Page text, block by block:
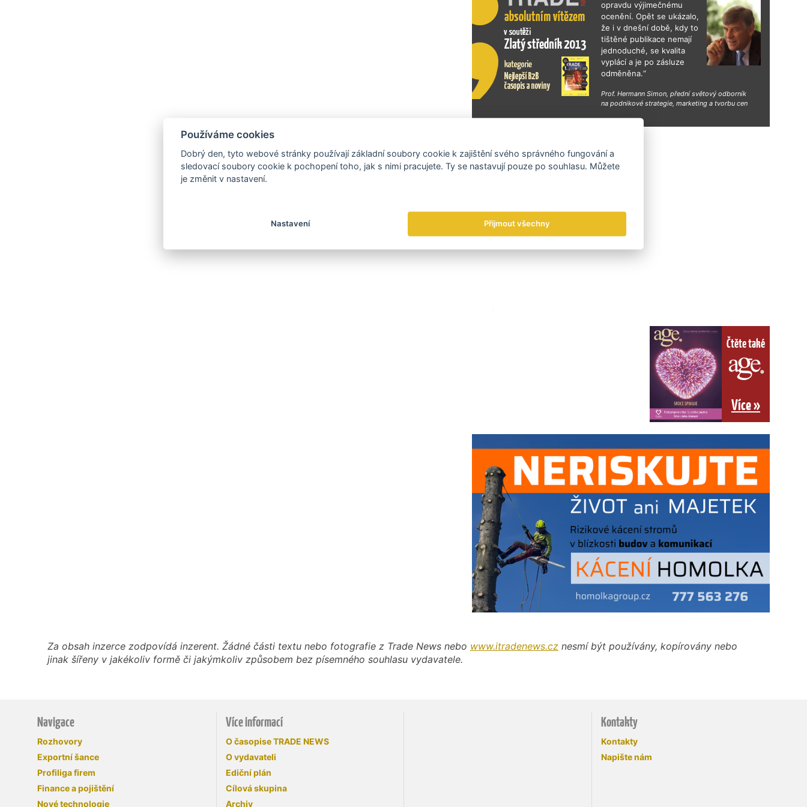
Exportní trhy
opravdu výjimečnému
ocenění. Opět se ukázalo,
že i v dnešní době, kdy to
tištěné publikace nemají
jednoduché, se kvalita
vyplácí a je po zásluze
odměněna.“
Prof. Hermann Simon, přední světový odborník
na podnikové strategie, marketing a tvorbu cen
Čtěte také
Více »
Za obsah inzerce zodpovídá inzerent. Žádné části textu nebo fotografie z Trade News nebo www.itradenews.cz nesmí být používány, kopírovány nebo
jinak šířeny v jakékoliv formě či jakýmkoliv způsobem bez písemného souhlasu vydavatele.
Navigace
Rozhovory
Exportní šance
Profiliga firem
Finance a pojištění
Nové technologie
Více informací
O časopise TRADE NEWS
O vydavateli
Ediční plán
Cílová skupina
Archiv
Kontakty
Kontakty
Napište nám
Používáme cookies
Dobrý den, tyto webové stránky používají základní soubory cookie k zajištění svého správného fungování a
sledovací soubory cookie k pochopení toho, jak s nimi pracujete. Ty se nastavují pouze po souhlasu. Můžete
je změnit v nastavení.
Nastavení Přijmout všechny